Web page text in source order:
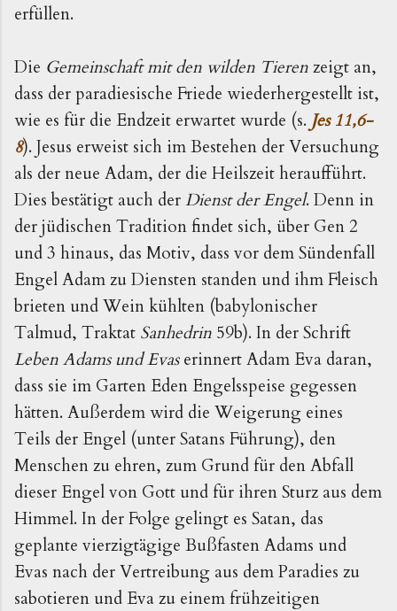
erfüllen.
Die Gemeinschaft mit den wilden Tierenzeigt an,
dass der paradiesische Friede wiederhergestellt ist,
wie es für die Endzeit erwartet wurde (s. Jes 11,6-
8). Jesus erweist sich im Bestehen der Versuchung
als der neue Adam, der die Heilszeit heraufführt.
Dies bestä­tigt auch derDienst der Engel. Denn in
der jüdischen Tra­dition findet sich, über Gen 2
und 3 hinaus, das Motiv, dass vor dem Sündenfall
Engel Adam zu Diensten standen und ihm Fleisch
brieten und Wein kühlten (babylonischer
Talmud, Traktat Sanhedrin 59b). In der Schrift
Leben Adams und Evaserinnert Adam Eva daran,
dass sie im Garten Eden Engelsspeise gegessen
hätten. Außerdem wird die Weigerung eines
Teils der Engel (unter Satans Führung), den
Menschen zu ehren, zum Grund für den Abfall
dieser Engel von Gott und für ihren Sturz aus dem
Himmel. In der Folge gelingt es Satan, das
geplante vierzigtägige Bußfasten Adams und
Evas nach der Vertreibung aus dem Paradies zu
sabotieren und Eva zu einem frühzeitigen